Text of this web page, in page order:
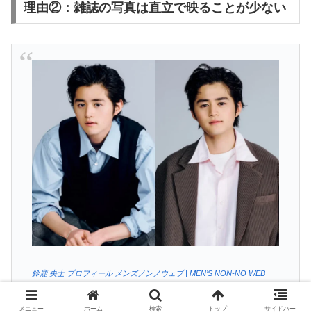
理由②：雑誌の写真は直立で映ることが少ない
鈴鹿 央士 プロフィール メンズノンノウェブ | MEN’S NON-NO WEB
メニュー ホーム 検索 トップ サイドバー